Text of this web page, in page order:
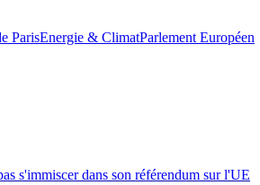
ParisEnergie & ClimatParlement Européen
s'immiscer dans son référendum sur l'UE